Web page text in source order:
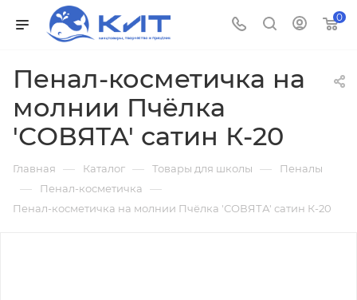
0
Пенал-косметичка на
молнии Пчёлка
'СОВЯТА' сатин К-20
Главная — Каталог — Товары для школы — Пеналы
— Пенал-косметичка —
Пенал-косметичка на молнии Пчёлка 'СОВЯТА' сатин К-20